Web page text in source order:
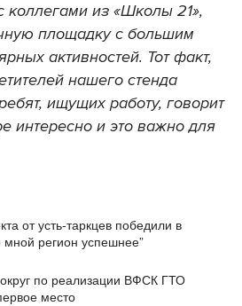
коллегами из «Школы 21»,
площадку с большим
активностей. Тот факт,
нашего стенда
ищущих работу, говорит
интересно и это важно для
от усть-таркцев победили в
мной регион успешнее”
по реализации ВФСК ГТО
место